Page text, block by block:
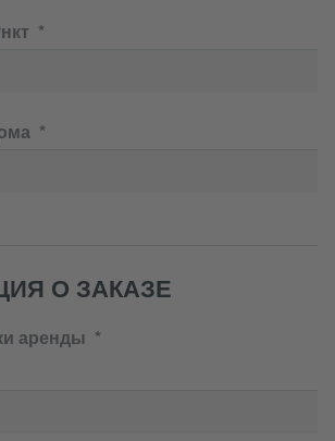
О ЗАКАЗЕ
аренды